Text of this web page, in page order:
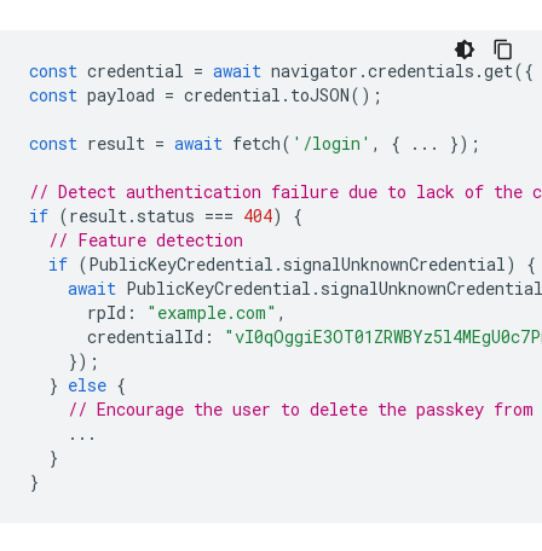
const credential = await navigator .credentials .get({
const payload = credential . toJSON();
const result = await fetch( '/login' , { ... });
// Detect authentication failure due to lack of the
if (result. status === 404)
{
// Feature detection
if (PublicKeyCredential . signalUnknownCredential)
{
await PublicKeyCredential . signalUnknownCredential
rpId : "example.com" ,
credentialId :
});
} else {
// Encourage the user to delete the passkey from
...
}
}